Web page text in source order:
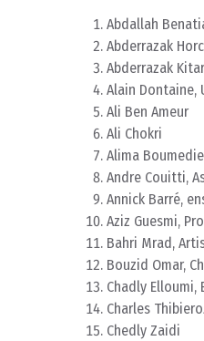
Abdallah
Abderrazak
Abderrazak Kitar
Alain
Ali Ben Ameur
Ali Chokri
Alima
Andre Couitti,
Annick Barré,
Aziz Guesmi,
Bahri Mrad,
Bouzid Omar,
Chadly Elloumi,
Charles
Chedly Zaidi